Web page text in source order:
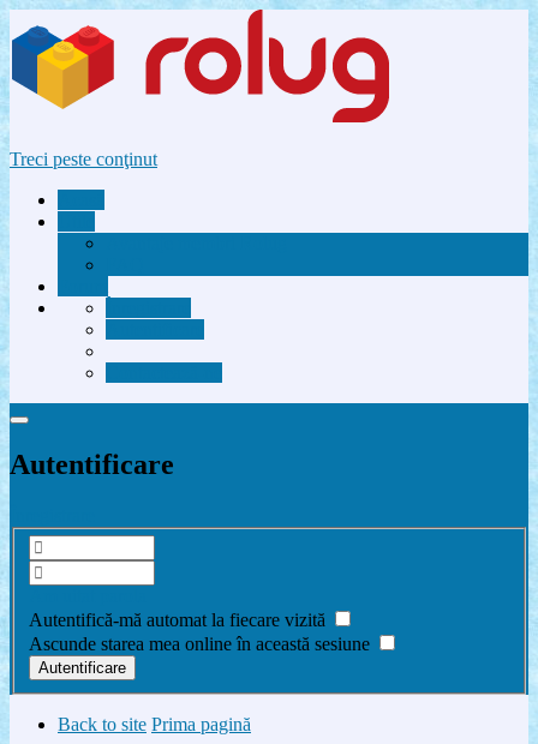
Treci peste conţinut
Autentificare
Autentifică-mă automat la fiecare vizită
Ascunde starea mea online în această sesiune
Back to site Prima pagină